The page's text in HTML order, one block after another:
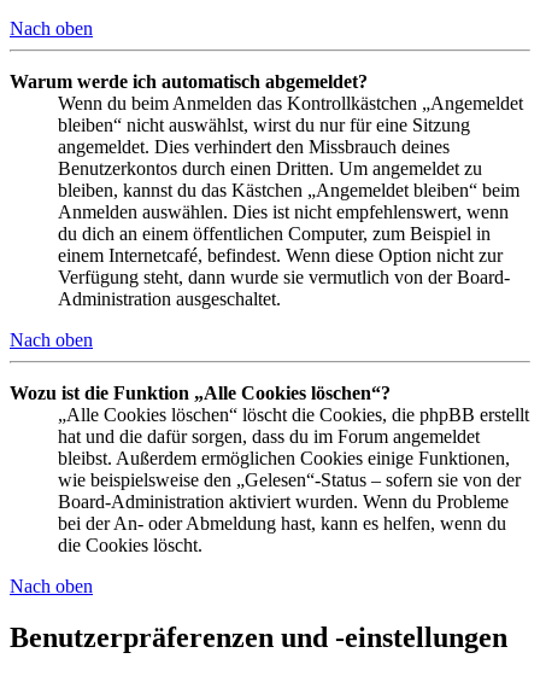
Nach oben
Warum werde ich automatisch abgemeldet?
Wenn du beim Anmelden das Kontrollkästchen „Angemeldet
bleiben“ nicht auswählst, wirst du nur für eine Sitzung
angemeldet. Dies verhindert den Missbrauch deines
Benutzerkontos durch einen Dritten. Um angemeldet zu
bleiben, kannst du das Kästchen „Angemeldet bleiben“ beim
Anmelden auswählen. Dies ist nicht empfehlenswert, wenn
du dich an einem öffentlichen Computer, zum Beispiel in
einem Internetcafé, befindest. Wenn diese Option nicht zur
Verfügung steht, dann wurde sie vermutlich von der Board-
Administration ausgeschaltet.
Nach oben
Wozu ist die Funktion „Alle Cookies löschen“?
„Alle Cookies löschen“ löscht die Cookies, die phpBB erstellt
hat und die dafür sorgen, dass du im Forum angemeldet
bleibst. Außerdem ermöglichen Cookies einige Funktionen,
wie beispielsweise den „Gelesen“-Status – sofern sie von der
Board-Administration aktiviert wurden. Wenn du Probleme
bei der An- oder Abmeldung hast, kann es helfen, wenn du
die Cookies löscht.
Nach oben
Benutzerpräferenzen und -einstellungen